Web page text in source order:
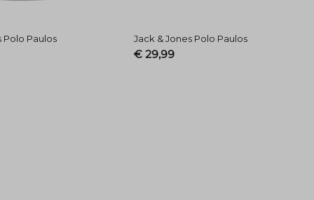
Polo Paulos Jack & Jones Polo Paulos
€ 29,99